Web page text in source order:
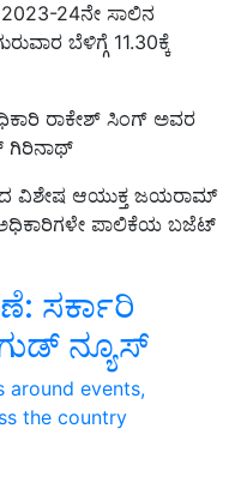
around events,
the country
24ನೇ ಸಾಲಿನ
ಬೆಳಿಗ್ಗೆ 11.30ಕ್ಕೆ
ರಾಕೇಶ್ ಸಿಂಗ್ ಅವರ
ಗಿರಿನಾಥ್
ವಿಶೇಷ ಆಯುಕ್ತ ಜಯರಾಮ್
ಪಾಲಿಕೆಯ ಬಜೆಟ್‌
ಸರ್ಕಾರಿ
ನ್ಯೂಸ್‌